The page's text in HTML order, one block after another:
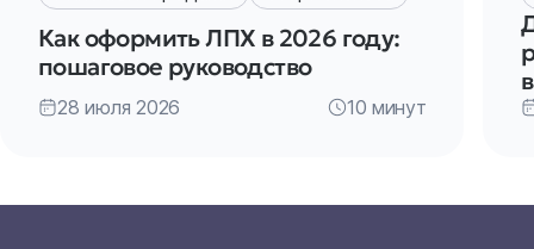
Как оформить ЛПХ в 2026 году:
пошаговое руководство
28 июля 2026 10 минут